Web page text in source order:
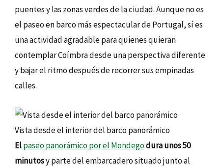
puentes y las zonas verdes de la ciudad. Aunque no es
el paseo en barco más espectacular de Portugal, sí es
una actividad agradable para quienes quieran
contemplar Coímbra desde una perspectiva diferente
y bajar el ritmo después de recorrer sus empinadas
calles.
Vista desde el interior del barco panorámico
Elpaseo panorámico por el Mondegodura unos 50
minutosy parte del embarcadero situado junto al